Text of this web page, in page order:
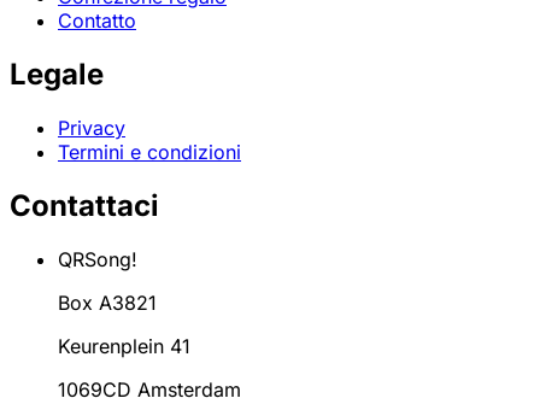
Contatto
Legale
Privacy
Termini e condizioni
Contattaci
QRSong!
Box A3821
Keurenplein 41
1069CD Amsterdam